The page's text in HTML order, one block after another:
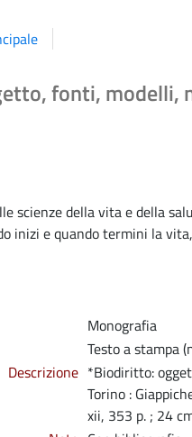
fonti, modelli,
scienze della vita e della
inizi e quando termini la
Monografia
Testo a stampa
Descrizione *Biodiritto:
Torino :
xii, 353 p. ; 24